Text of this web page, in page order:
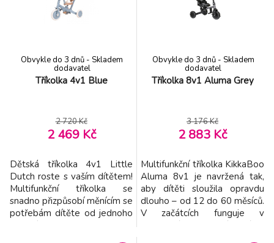
nebo vzadu) – ideální pro
nebo vzadu) – ideální pro
Tříkolka 4v1 Blue
Obvykle do 3 dnů - Skladem
dodavatel
2 720 Kč
2 469 Kč
Dětská tříkolka 4v1 Little
Dutch roste s vaším dítětem!
Multifunkční tříkolka se
snadno přizpůsobí měnícím se
potřebám dítěte od jednoho
Tříkolka 8v1 Aluma Grey
Obvykle do 3 dnů - Skladem
dodavatel
3 176 Kč
2 883 Kč
Multifunkční tříkolka KikkaBoo
Aluma 8v1 je navržená tak,
aby dítěti sloužila opravdu
dlouho – od 12 do 60 měsíců.
V začátcích funguje v